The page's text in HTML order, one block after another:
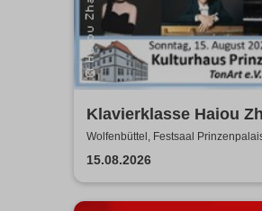
Klavierklasse Haiou
Eröffnungskonzert des
Meisterkurses
Wolfenbüttel, Festsaal
15.08.2026